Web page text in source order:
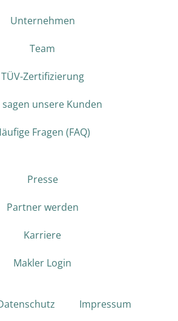
Unternehmen
Team
TÜV-Zertifizierung
sagen unsere Kunden
Fragen (FAQ)
Presse
Partner werden
Karriere
Makler Login
Impressum